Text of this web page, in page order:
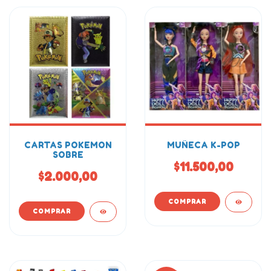
CARTAS POKEMON
SOBRE
$2.000,00
MUÑECA K-POP
$11.500,00